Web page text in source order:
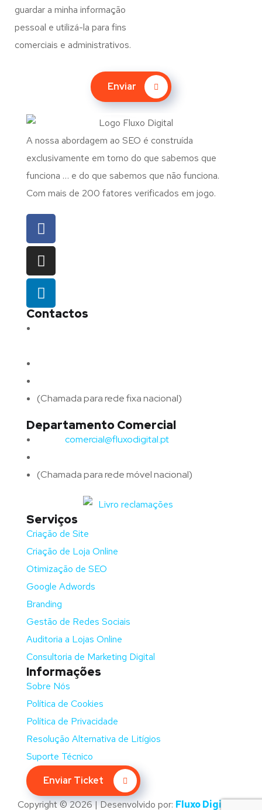
guardar a minha informação
pessoal e utilizá-la para fins
comerciais e administrativos.
Enviar
A nossa abordagem ao SEO é construída
exclusivamente em torno do que sabemos que
funciona … e do que sabemos que não funciona.
Com mais de 200 fatores verificados em jogo.
Contactos
(Chamada para rede fixa nacional)
Departamento Comercial
comercial@fluxodigital.pt
(Chamada para rede móvel nacional)
Serviços
Criação de Site
Criação de Loja Online
Otimização de SEO
Google Adwords
Branding
Gestão de Redes Sociais
Auditoria a Lojas Online
Consultoria de Marketing Digital
Informações
Sobre Nós
Política de Cookies
Política de Privacidade
Resolução Alternativa de Litígios
Suporte Técnico
Enviar Ticket
Copyright © 2026 | Desenvolvido por: Fluxo Digital –